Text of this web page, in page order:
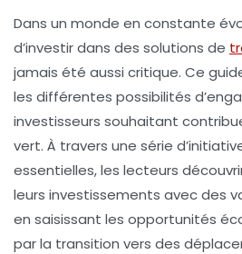
Dans un monde en constante
d’investir dans des solutions de
jamais été aussi critique. Ce
les différentes possibilités
investisseurs souhaitant
vert. À travers une série
essentielles, les lecteurs
leurs investissements avec des
en saisissant les opportunités
par la transition vers des